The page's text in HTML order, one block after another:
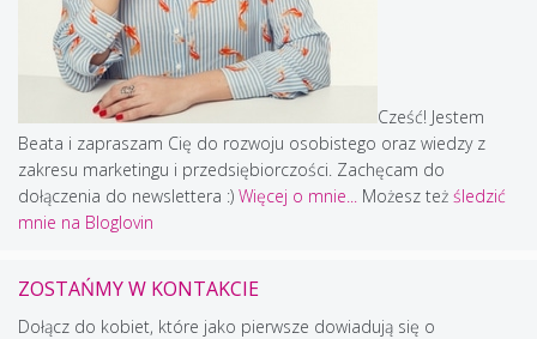
Cześć! Jestem
Beata i zapraszam Cię do rozwoju osobistego oraz wiedzy z
zakresu marketingu i przedsiębiorczości. Zachęcam do
dołączenia do newslettera :) Więcej o mnie... Możesz też śledzić
mnie na Bloglovin
ZOSTAŃMY W KONTAKCIE
Dołącz do kobiet, które jako pierwsze dowiadują się o